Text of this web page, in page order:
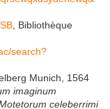
, Bibliothèque
search?
Munich, 1564
imaginum
celeberrimi